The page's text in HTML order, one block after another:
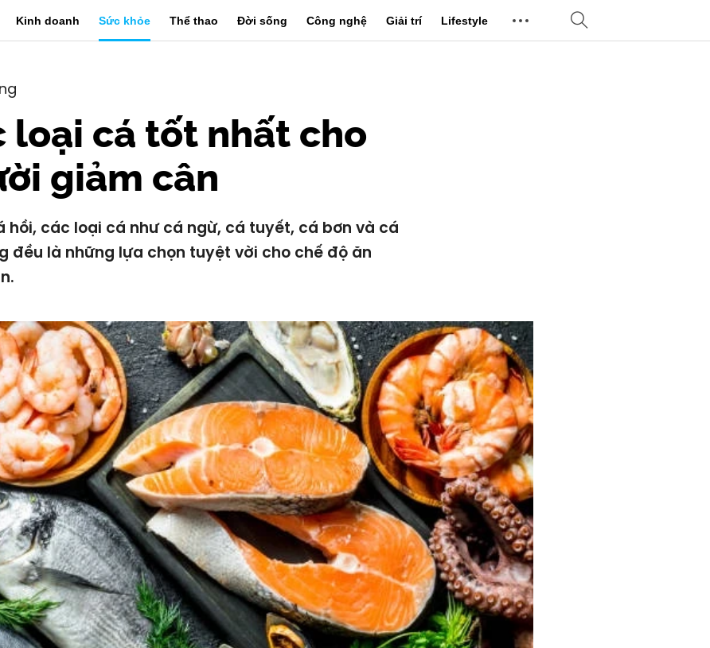
Kinh doanh Sức khỏe Thể thao Đời sống Công nghệ Giải trí Lifestyle
loại cá tốt nhất cho
giảm cân
hồi, các loại cá như cá ngừ, cá tuyết, cá bơn và cá
đều là những lựa chọn tuyệt vời cho chế độ ăn